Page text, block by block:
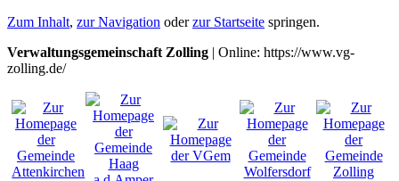
Zum Inhalt, zur Navigation oderzur Startseite springen.
Verwaltungsgemeinschaft Zolling | Online: https://www.vg-
zolling.de/